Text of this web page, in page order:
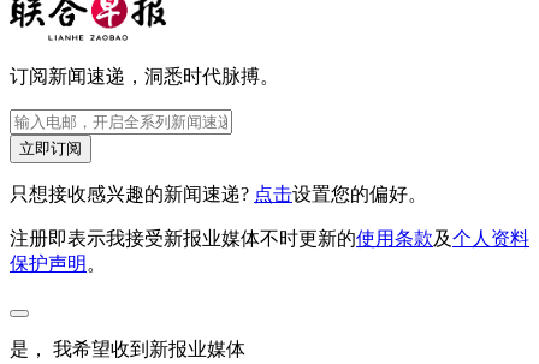
订阅新闻速递，洞悉时代脉搏。
立即订阅
只想接收感兴趣的新闻速递? 点击设置您的偏好。
注册即表示我接受新报业媒体不时更新的使用条款及个人资料
保护声明 。
是， 我希望收到新报业媒体